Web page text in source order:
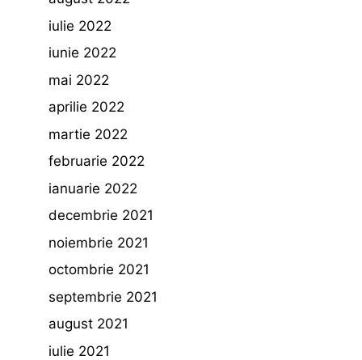
iulie 2022
iunie 2022
mai 2022
aprilie 2022
martie 2022
februarie 2022
ianuarie 2022
decembrie 2021
noiembrie 2021
octombrie 2021
septembrie 2021
august 2021
iulie 2021